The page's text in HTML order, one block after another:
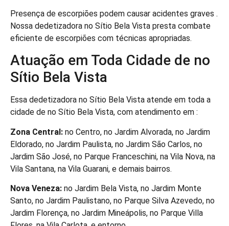
Presença de escorpiões podem causar acidentes graves .
Nossa dedetizadora no Sítio Bela Vista presta combate
eficiente de escorpiões com técnicas apropriadas.
Atuação em Toda Cidade de no
Sítio Bela Vista
Essa dedetizadora no Sítio Bela Vista atende em toda a
cidade de no Sítio Bela Vista, com atendimento em :
Zona Central: no Centro, no Jardim Alvorada, no Jardim
Eldorado, no Jardim Paulista, no Jardim São Carlos, no
Jardim São José, no Parque Franceschini, na Vila Nova, na
Vila Santana, na Vila Guarani, e demais bairros.
Nova Veneza: no Jardim Bela Vista, no Jardim Monte
Santo, no Jardim Paulistano, no Parque Silva Azevedo, no
Jardim Florença, no Jardim Mineápolis, no Parque Villa